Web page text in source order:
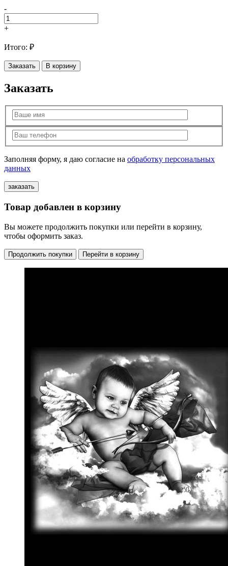
-
+
Итого: ₽
Заказать В корзину
Заказать
Заполняя форму, я даю согласие на обработку персональных
данных
Товар добавлен в корзину
Вы можете продолжить покупки или перейти в корзину,
чтобы оформить заказ.
Продолжить покупки Перейти в корзину